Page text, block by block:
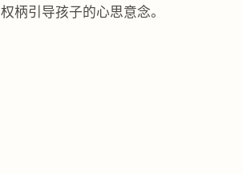
柄引导孩子的心思意念。